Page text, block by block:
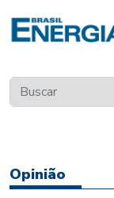
Opinião